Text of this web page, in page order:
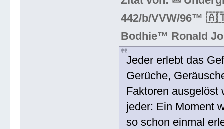
442/b/VVW/96™
Bodhie™ Ronald
Jeder erlebt das
Gerüche,
Faktoren ausgelöst
jeder: Ein Moment
so schon einmal